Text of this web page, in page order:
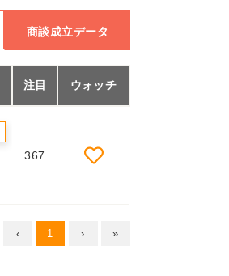
商談成立データ
注目 ウォッチ
367
‹ 1 › »